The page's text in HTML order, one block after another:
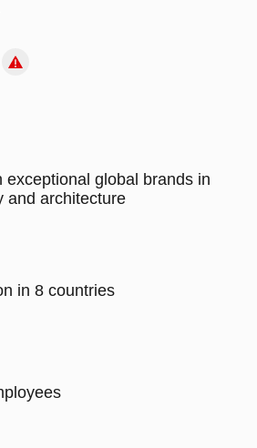
exceptional global brands in
and architecture
in 8 countries